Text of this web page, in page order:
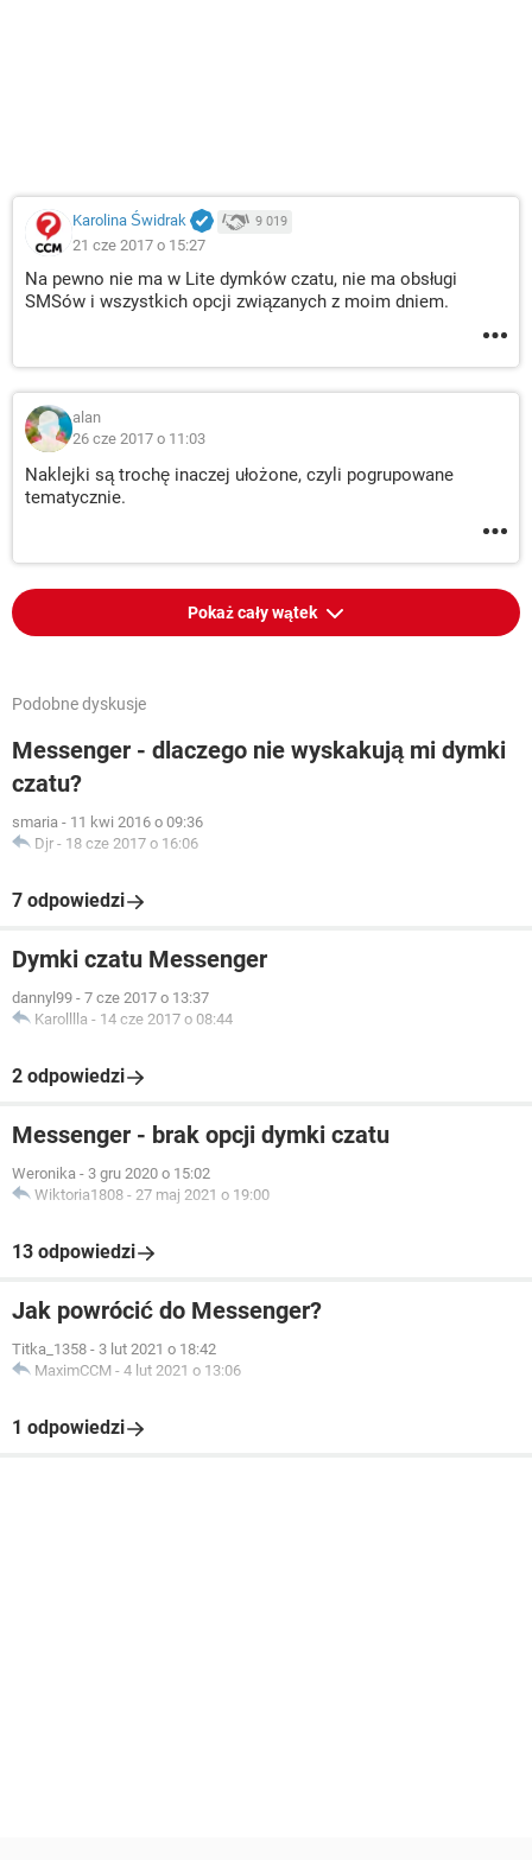
Karolina Świdrak 9 019
21 cze 2017 o 15:27
Na pewno nie ma w Lite dymków czatu, nie ma obsługi
SMSów i wszystkich opcji związanych z moim dniem.
alan
26 cze 2017 o 11:03
Naklejki są trochę inaczej ułożone, czyli pogrupowane
tematycznie.
Pokaż cały wątek
Podobne dyskusje
Messenger - dlaczego nie wyskakują mi dymki
czatu?
smaria - 11 kwi 2016 o 09:36
Djr - 18 cze 2017 o 16:06
7 odpowiedzi
Dymki czatu Messenger
dannyl99 - 7 cze 2017 o 13:37
Karolllla - 14 cze 2017 o 08:44
2 odpowiedzi
Messenger - brak opcji dymki czatu
Weronika - 3 gru 2020 o 15:02
Wiktoria1808 - 27 maj 2021 o 19:00
13 odpowiedzi
Jak powrócić do Messenger?
Titka_1358 - 3 lut 2021 o 18:42
MaximCCM - 4 lut 2021 o 13:06
1 odpowiedzi